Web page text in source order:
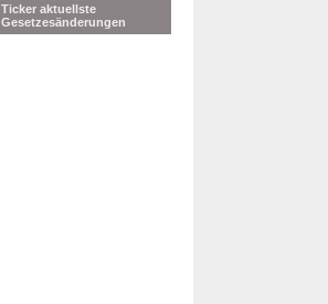
Ticker aktuellste
Gesetzesänderungen